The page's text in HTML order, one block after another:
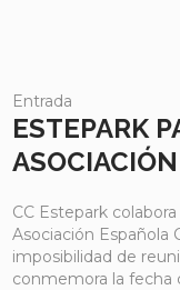
Entrada
ESTEPARK
CC Estepark
Asociación Española
imposibilidad de
conmemora la fecha